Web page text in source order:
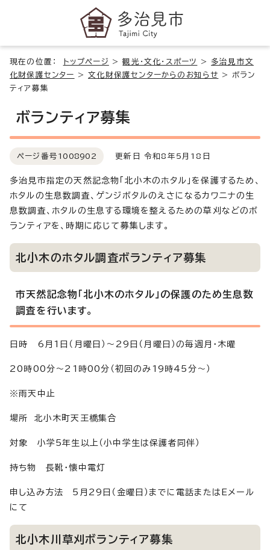
現在の位置： トップページ >観光・文化・スポーツ >多治見市文
化財保護センター
>文化財保護センターからのお知らせ > ボラン
ティア募集
ボランティア募集
ページ番号 1008902 更新日 令和8年5月18日
多治見市指定の天然記念物「北小木のホタル」を保護するため、
ホタルの生息数調査、ゲンジボタルのえさになるカワニナの生
息数調査、ホタルの生息する環境を整えるための草刈などのボ
ランティアを、時期に応じて募集します。
北小木のホタル調査ボランティア募集
市天然記念物「北小木のホタル」の保護のため生息数
調査を行います。
日時 6月1日（月曜日）～29日（月曜日）の毎週月・木曜
20時00分～21時00分（初回のみ19時45分～）
※雨天中止
場所 北小木町天王橋集合
対象 小学5年生以上（小中学生は保護者同伴）
持ち物 長靴・懐中電灯
申し込み方法 5月29日（金曜日）までに電話またはEメール
にて
北小木川草刈ボランティア募集